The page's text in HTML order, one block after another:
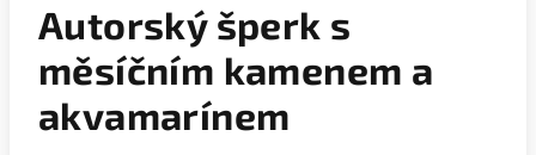
Autorský šperk s
měsíčním kamenem a
akvamarínem